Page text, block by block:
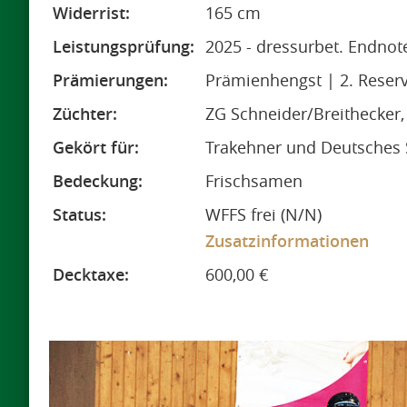
Widerrist:
165 cm
Leistungsprüfung: 2025 - dressurbet.
Prämierungen:
Prämienhengst | 2.
Züchter:
ZG Schneider/
Gekört für:
Trakehner und
Bedeckung:
Frischsamen
Status:
WFFS frei (N/N)
Zusatzinformationen
Decktaxe:
600,00 €